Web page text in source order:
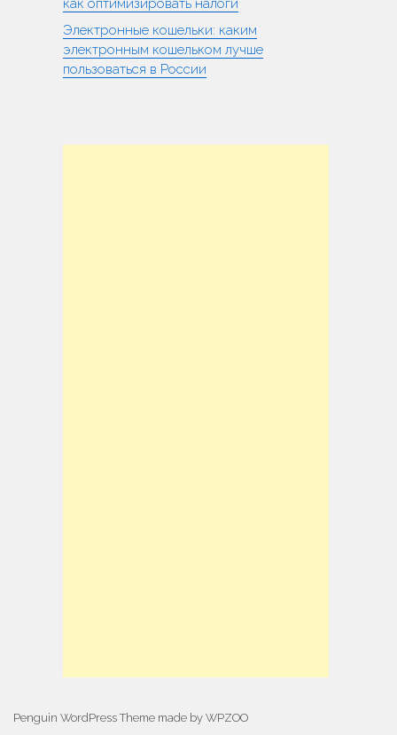
как оптимизировать налоги
Электронные кошельки: каким
электронным кошельком лучше
пользоваться в России
Penguin WordPress Theme made by WPZOO